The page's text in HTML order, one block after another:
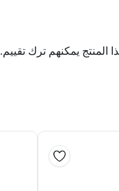
المنتج يمكنهم ترك تقييم.